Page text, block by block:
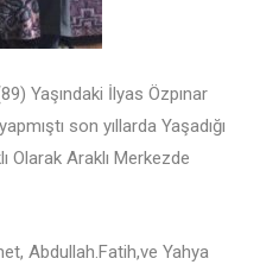
Yaşındaki İlyas Özpınar
son yıllarda Yaşadığı
Olarak Araklı Merkezde
Abdullah.Fatih,ve Yahya